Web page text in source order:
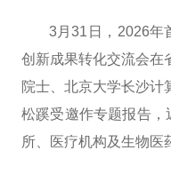
3月31日，2026年首
创新成果转化交流会在
院士、北京大学长沙计
松蹊受邀作专题报告
所、医疗机构及生物医